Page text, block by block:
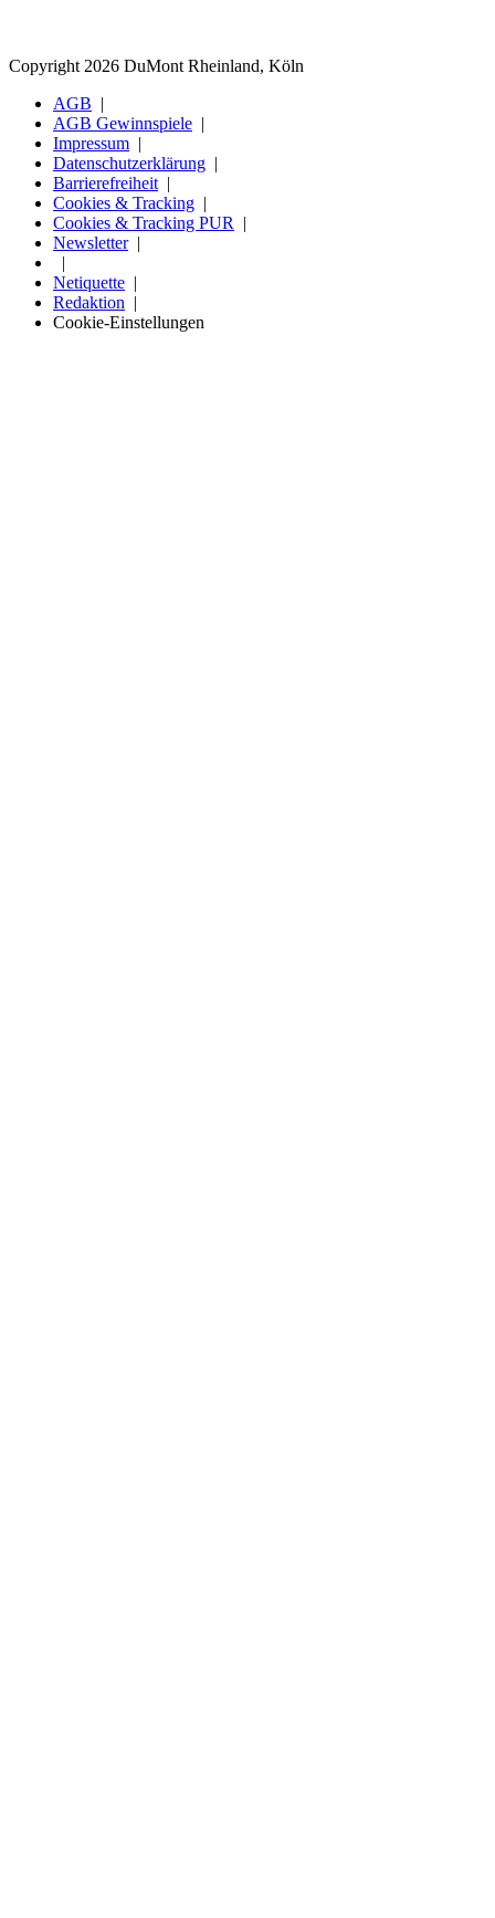
Copyright 2026 DuMont Rheinland, Köln
AGB
AGB Gewinnspiele
Impressum
Datenschutzerklärung
Barrierefreiheit
Cookies & Tracking
Cookies & Tracking PUR
Newsletter
Netiquette
Redaktion
Cookie-Einstellungen